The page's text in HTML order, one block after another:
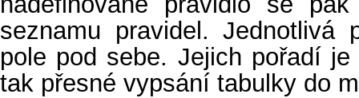
seznamu pravidel. Jednotlivá
pole pod sebe. Jejich pořadí
tak přesné vypsání tabulky do